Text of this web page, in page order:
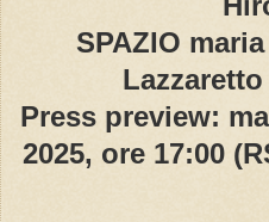
SPAZIO
Press preview:
2025, ore 17:00